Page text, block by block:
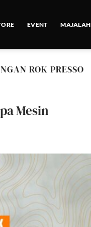
EVENT MAJALAH
ROK PRESSO
Mesin